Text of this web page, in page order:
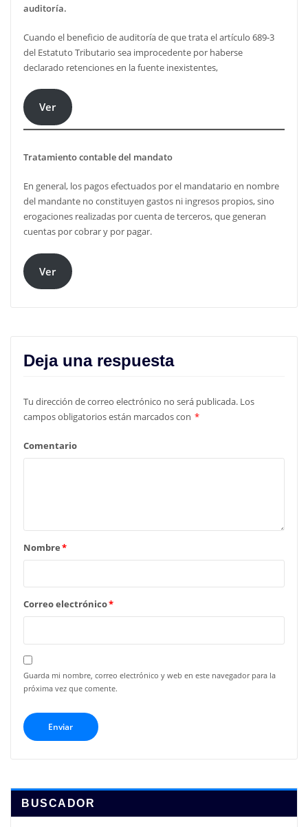
auditoría.
Cuando el beneficio de auditoría de que trata el artículo 689-3
del Estatuto Tributario sea improcedente por haberse
declarado retenciones en la fuente inexistentes,
Ver
Tratamiento contable del mandato
En general, los pagos efectuados por el mandatario en nombre
del mandante no constituyen gastos ni ingresos propios, sino
erogaciones realizadas por cuenta de terceros, que generan
cuentas por cobrar y por pagar.
Ver
Deja una respuesta
Tu dirección de correo electrónico no será publicada. Los
campos obligatorios están marcados con *
Comentario
Nombre*
Correo electrónico*
Guarda mi nombre, correo electrónico y web en este navegador para la
próxima vez que comente.
BUSCADOR